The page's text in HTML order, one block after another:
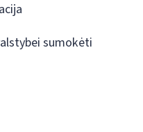
sumokėti